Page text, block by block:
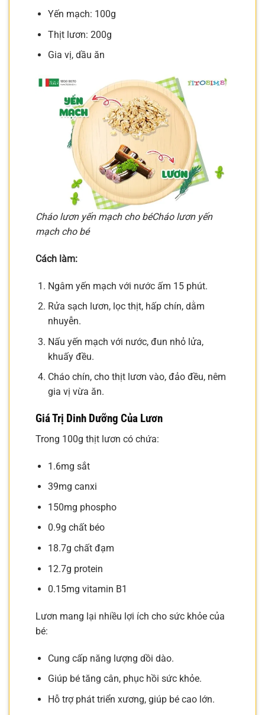
Yến mạch: 100g
Thịt lươn: 200g
Gia vị, dầu ăn
Cháo lươn yến mạch cho béCháo lươn yến
mạch cho bé
Cách làm:
Ngâm yến mạch với nước ấm 15 phút.
Rửa sạch lươn, lọc thịt, hấp chín, dằm
nhuyễn.
Nấu yến mạch với nước, đun nhỏ lửa,
khuấy đều.
Cháo chín, cho thịt lươn vào, đảo đều, nêm
gia vị vừa ăn.
Giá Trị Dinh Dưỡng Của Lươn
Trong 100g thịt lươn có chứa:
1.6mg sắt
39mg canxi
150mg phospho
0.9g chất béo
18.7g chất đạm
12.7g protein
0.15mg vitamin B1
Lươn mang lại nhiều lợi ích cho sức khỏe của
bé:
Cung cấp năng lượng dồi dào.
Giúp bé tăng cân, phục hồi sức khỏe.
Hỗ trợ phát triển xương, giúp bé cao lớn.